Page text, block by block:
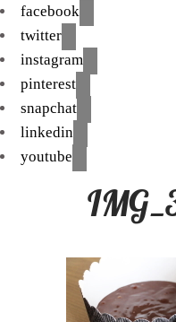
facebook
twitter
instagram
pinterest
snapchat
linkedin
youtube